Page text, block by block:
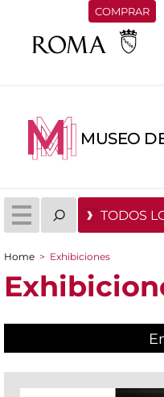
COMPRAR
MUSEO
TODOS
You are here
Home > Exhibiciones